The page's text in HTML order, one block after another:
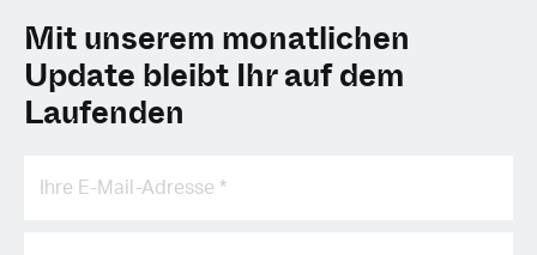
Mit unserem monatlichen
Update bleibt Ihr auf dem
Laufenden